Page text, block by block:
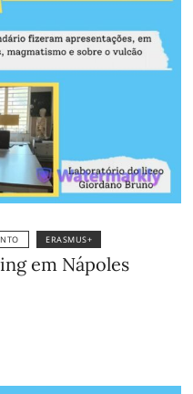
ERASMUS+
em Nápoles